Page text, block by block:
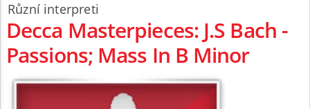
Různí interpreti
Decca Masterpieces: J.S Bach -
Passions; Mass In B Minor